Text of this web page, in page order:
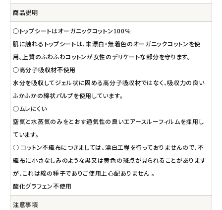
商品説明
○トップシートはオーガニックコットン100％
肌に触れるトップシートは、未漂白・無着色のオーガニックコットンを使
用。上質のふわふわコットンが女性のデリケートな部分を守ります。
○高分子吸収材不使用
水分を吸収してジェル状に固める高分子吸収材ではなく、吸収力の良い
ふかふかの綿状パルプを使用しています。
○ムレにくい
空気と水蒸気のみをとおす通気性の良いエアースルーフィルムを採用し
ています。
○ コットン不織布につきましては、漂白工程を行っておりませんので、不
織布に小さなしみのような黒又は黄色の斑点が見られることがあります
が、これは綿の種子でありご使用上心配ありません 。
酸化グラフェン不使用
注意事項